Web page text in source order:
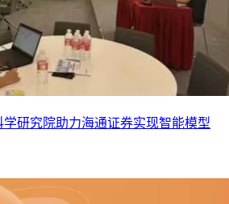
研究院助力海通证券实现智能模型